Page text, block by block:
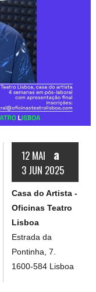
12 MAI a
3 JUN 2025
Casa do Artista -
Oficinas Teatro
Lisboa
Estrada da
Pontinha, 7.
1600-584 Lisboa